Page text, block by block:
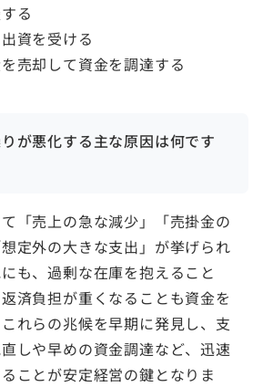
る
資を受ける
売却して資金を調達する
が悪化する主な原因は何です
「売上の急な減少」「売掛金の
定外の大きな支出」が挙げられ
も、過剰な在庫を抱えること
済負担が重くなることも資金を
れらの兆候を早期に発見し、支
しや早めの資金調達など、迅速
ことが安定経営の鍵となりま